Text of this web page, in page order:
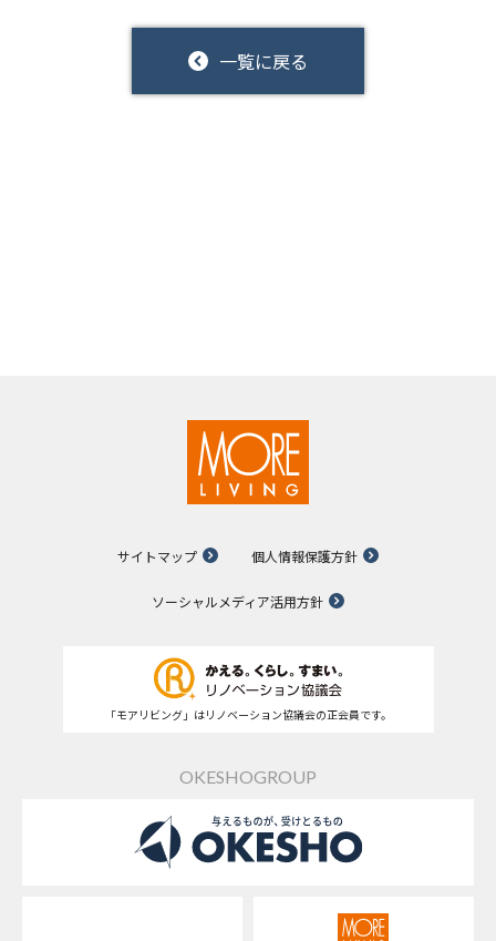
一覧に戻る
サイトマップ 個人情報保護方針
ソーシャルメディア活用方針
「モアリビング」はリノベーション協議会の正会員です。
OKESHOGROUP